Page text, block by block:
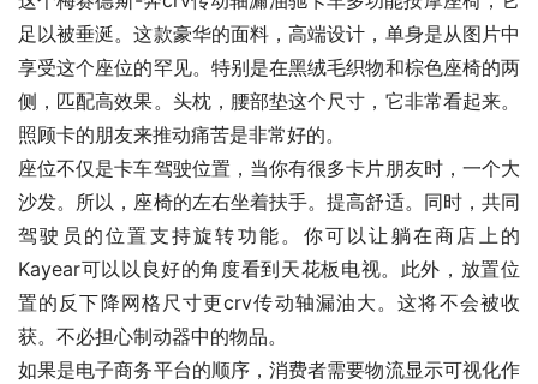
足以被垂涎。这款豪华的面料，高端设计，单身是从图片中
享受这个座位的罕见。特别是在黑绒毛织物和棕色座椅的两
侧，匹配高效果。头枕，腰部垫这个尺寸，它非常看起来。
照顾卡的朋友来推动痛苦是非常好的。
座位不仅是卡车驾驶位置，当你有很多卡片朋友时，一个大
沙发。所以，座椅的左右坐着扶手。提高舒适。同时，共同
驾驶员的位置支持旋转功能。你可以让躺在商店上的
Kayear可以以良好的角度看到天花板电视。此外，放置位
置的反下降网格尺寸更crv传动轴漏油大。这将不会被收
获。不必担心制动器中的物品。
如果是电子商务平台的顺序，消费者需要物流显示可视化作